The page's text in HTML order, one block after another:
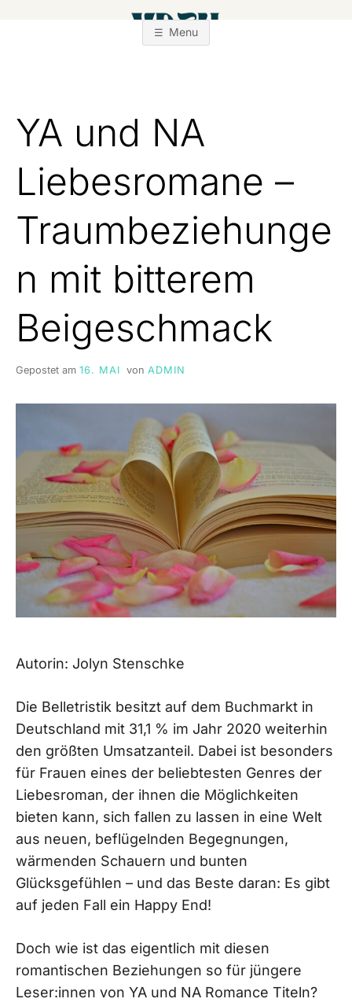
Menu
YA und NA
Liebesromane –
Traumbeziehunge
n mit bitterem
Beigeschmack
Gepostet am 16. MAI von ADMIN
Autorin: Jolyn Stenschke
Die Belletristik besitzt auf dem Buchmarkt in
Deutschland mit 31,1 % im Jahr 2020 weiterhin
den größten Umsatzanteil. Dabei ist besonders
für Frauen eines der beliebtesten Genres der
Liebesroman, der ihnen die Möglichkeiten
bieten kann, sich fallen zu lassen in eine Welt
aus neuen, beflügelnden Begegnungen,
wärmenden Schauern und bunten
Glücksgefühlen – und das Beste daran: Es gibt
auf jeden Fall ein Happy End!
Doch wie ist das eigentlich mit diesen
romantischen Beziehungen so für jüngere
Leser:innen von YA und NA Romance Titeln?